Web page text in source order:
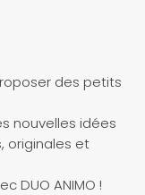
des petits
nouvelles idées
originales et
DUO ANIMO !